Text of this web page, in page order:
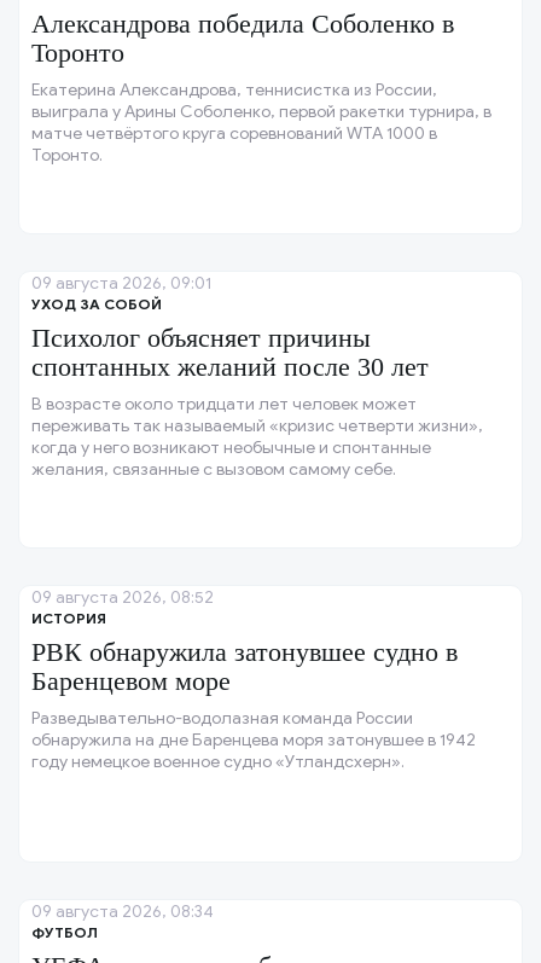
Александрова победила Соболенко в
Торонто
Екатерина Александрова, теннисистка из России,
выиграла у Арины Соболенко, первой ракетки турнира, в
матче четвёртого круга соревнований WTA 1000 в
Торонто.
УХОД ЗА СОБОЙ
Психолог объясняет причины
спонтанных желаний после 30 лет
В возрасте около тридцати лет человек может
переживать так называемый «кризис четверти жизни»,
когда у него возникают необычные и спонтанные
желания, связанные с вызовом самому себе.
09 августа 2026, 09:01
ИСТОРИЯ
РВК обнаружила затонувшее судно в
Баренцевом море
Разведывательно-водолазная команда России
обнаружила на дне Баренцева моря затонувшее в 1942
году немецкое военное судно «Утландсхерн».
09 августа 2026, 08:52
ФУТБОЛ
09 августа 2026, 08:34